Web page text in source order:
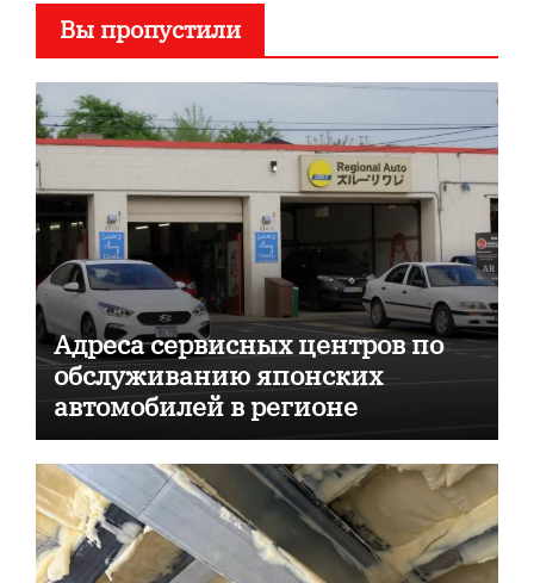
Вы пропустили
Адреса сервисных центров по
обслуживанию японских
автомобилей в регионе